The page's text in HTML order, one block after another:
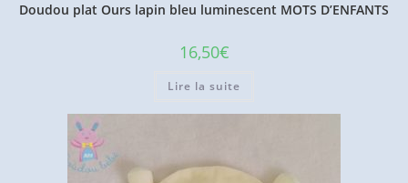
Doudou plat Ours lapin bleu luminescent MOTS D’ENFANTS
16,50€
Lire la suite